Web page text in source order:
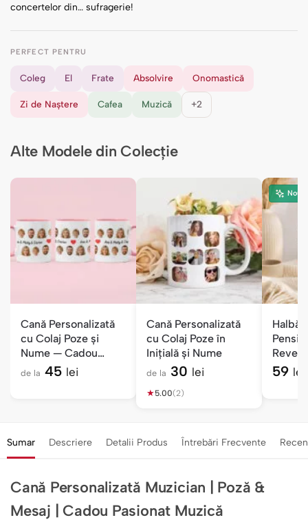
concertelor din… sufragerie!
PERFECT PENTRU
Coleg El Frate Absolvire Onomastică
Zi de Naștere Cafea Muzică +2
Alte Modele din Colecție
Cană Personalizată
cu Colaj Poze și
Nume — Cadou
Gașca Mea
de la 45 lei
Cană Personalizată
cu Colaj Poze în
Inițială și Nume
de la 30 lei
★5.00(2)
Nou
Halbă
Bine
59 lei
Sumar Descriere Detalii Produs Întrebări Frecvente
Cană Personalizată Muzician | Poză &
Mesaj | Cadou Pasionat Muzică